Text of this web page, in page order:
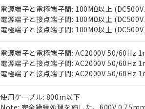
電源端子と電極端子間: 100MΩ以上
電源端子と接点端子間: 100MΩ以上
電極端子と接点端子間: 100MΩ以上
電源端子と電極端子間: AC2000V 50/60Hz
電源端子と接点端子間: AC2000V 50/60Hz
電極端子と接点端子間: AC2000V 50/60Hz
使用ケーブル: 800m以下
Note: 完全絶縁処理を施した、600V
51物質の非含有証明書（当社基準）
※本証明書は発行日時点で非含有を証明
また、RoHS指令のフタル酸エステル類
混在することから備考欄に対応日を記載
既に当社にて対応品への在庫切替を完
り割愛しております。